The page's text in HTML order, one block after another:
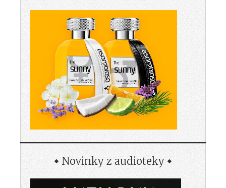
Novinky z audioteky